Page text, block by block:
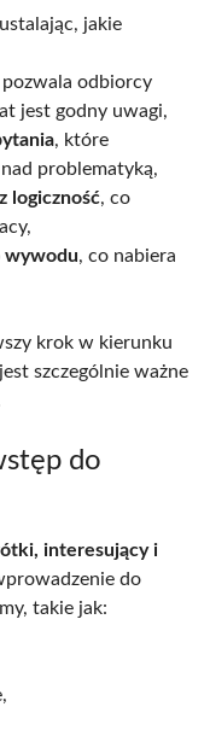
jakie
pozwala odbiorcy
jest godny uwagi,
, które
problematyką,
logiczność, co
wywodu, co nabiera
krok w kierunku
szczególnie ważne
do
interesujący i
do
takie jak: